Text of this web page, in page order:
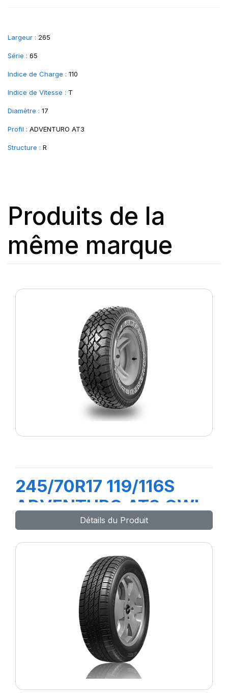
Largeur : 265
Série : 65
Indice de Charge : 110
Indice de Vitesse : T
Diamètre : 17
Profil : ADVENTURO AT3
Structure : R
Produits de la
même marque
245/70R17 119/116S
ADVENTURO AT3 OWL
Détails du Produit